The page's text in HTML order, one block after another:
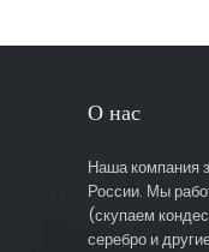
О нас
Наша компания
России. Мы
(скупаем
серебро и